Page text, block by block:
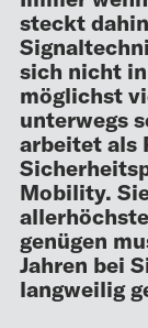
steckt
sich nicht
möglichst
unterwegs
arbeitet als
Mobility.
genügen
Jahren bei
langweilig